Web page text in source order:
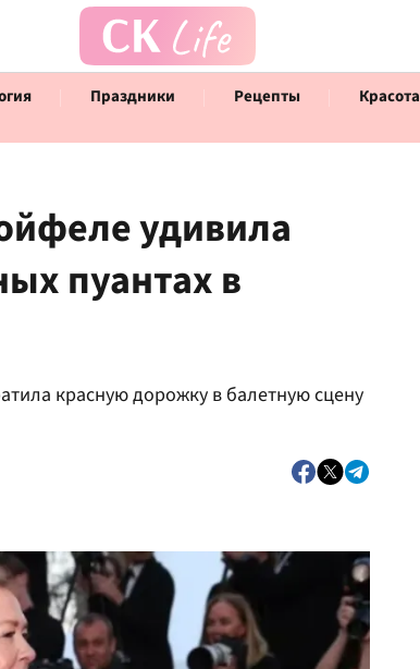
Праздники Рецепты Красота
Говорят инфлюенсеры
удивила
пуантах в
красную дорожку в балетную сцену